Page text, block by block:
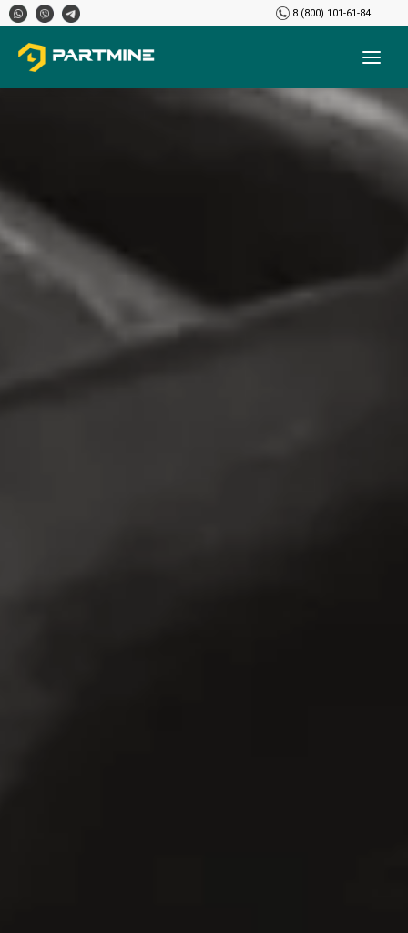
8 (800) 101-61-84